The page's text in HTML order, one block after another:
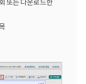
또는 다운로드한